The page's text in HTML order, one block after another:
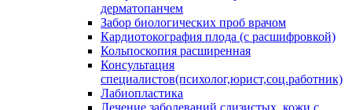
дерматопанчем
Забор биологических проб врачом
Кардиотокография плода (с расшифровкой)
Кольпоскопия расширенная
Консультация
специалистов(психолог,юрист,соц.работник)
Лабиопластика
Лечение заболеваний слизистых, кожи с